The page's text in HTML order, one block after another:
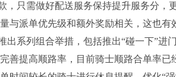
只需做好配送服务保持提升服务分，
与派单优先级和额外奖励相关，这也有
系列组合举措，包括推出“碰一下”进
善提高顺路率，目前骑士顺路合单率已